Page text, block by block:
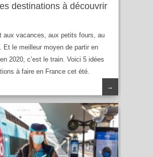
destinations à découvrir
aux vacances, aux petits fours, au
le meilleur moyen de partir en
2020, c’est le train. Voici 5 idées
à faire en France cet été.
→